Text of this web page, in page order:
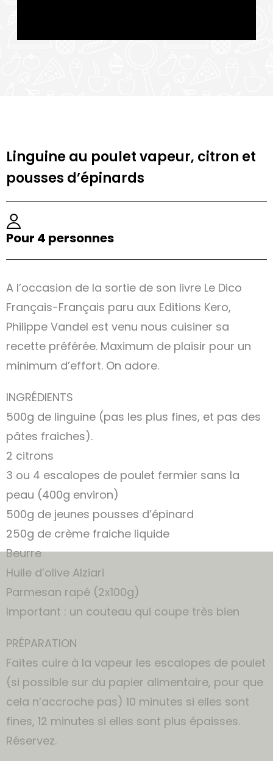
Linguine au poulet vapeur, citron et
pousses d’épinards
Pour 4 personnes
A l’occasion de la sortie de son livre Le Dico
Français-Français paru aux Editions Kero,
Philippe Vandel est venu nous cuisiner sa
recette préférée. Maximum de plaisir pour un
minimum d’effort. On adore.
INGRÉDIENTS
500g de linguine (pas les plus fines, et pas des
pâtes fraiches).
2 citrons
3 ou 4 escalopes de poulet fermier sans la
peau (400g environ)
500g de jeunes pousses d’épinard
250g de crème fraiche liquide
Beurre
Huile d’olive Alziari
Parmesan rapé (2x100g)
Important : un couteau qui coupe très bien
PRÉPARATION
Faites cuire à la vapeur les escalopes de poulet
(si possible sur du papier alimentaire, pour que
cela n’accroche pas) 10 minutes si elles sont
fines, 12 minutes si elles sont plus épaisses.
Réservez.